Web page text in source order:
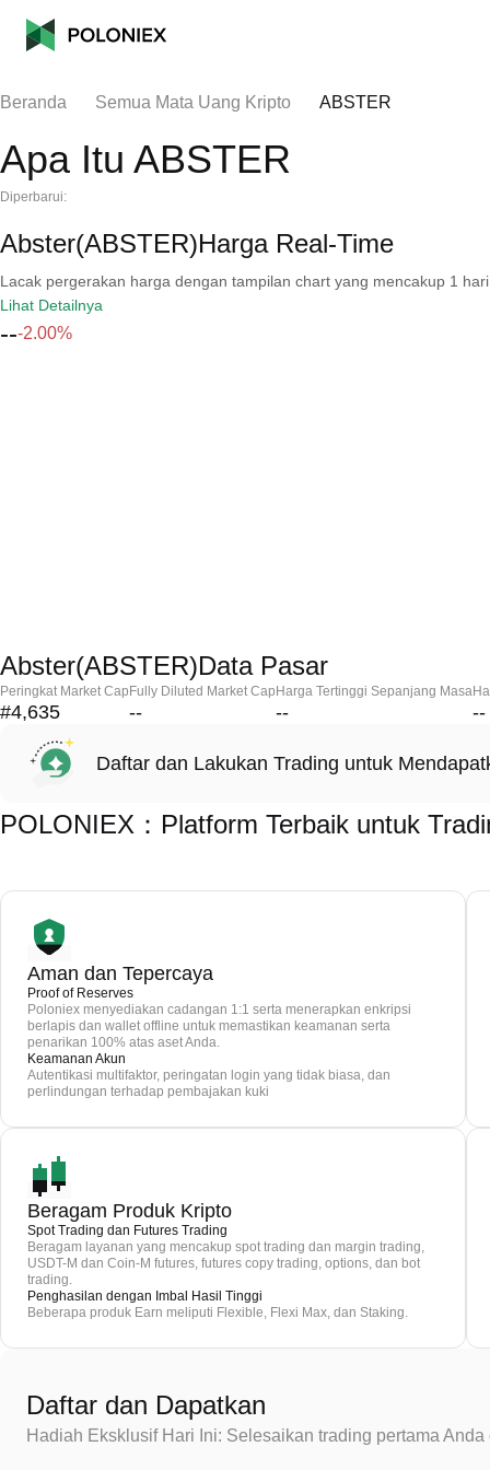
Beranda Semua Mata Uang Kripto ABSTER
Apa Itu ABSTER
Diperbarui:
Abster(ABSTER)Harga Real-Time
Lacak pergerakan harga dengan tampilan chart yang mencakup 1
Lihat Detailnya
---2.00%
Abster(ABSTER)Data Pasar
Peringkat Market Cap
#4,635
Fully Diluted Market Cap
--
Harga Tertinggi Sepanjang Masa
-- --
Daftar dan Lakukan Trading untuk
POLONIEX：Platform Terbaik untuk
Aman dan Tepercaya
Proof of Reserves
Poloniex menyediakan cadangan 1:1 serta menerapkan enkripsi
berlapis dan wallet offline untuk memastikan keamanan serta
penarikan 100% atas aset Anda.
Keamanan Akun
Autentikasi multifaktor, peringatan login yang tidak biasa, dan
perlindungan terhadap pembajakan kuki
Beragam Produk Kripto
Spot Trading dan Futures Trading
Beragam layanan yang mencakup spot trading dan margin trading,
USDT-M dan Coin-M futures, futures copy trading, options, dan bot
trading.
Penghasilan dengan Imbal Hasil Tinggi
Beberapa produk Earn meliputi Flexible, Flexi Max, dan Staking.
Daftar dan Dapatkan
Hadiah Eksklusif Hari Ini: Selesaikan trading pertama